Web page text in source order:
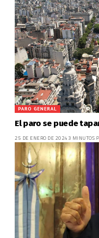
PARO GENERAL
El paro se puede
25 DE ENERO DE 2024 3 MINUTOS